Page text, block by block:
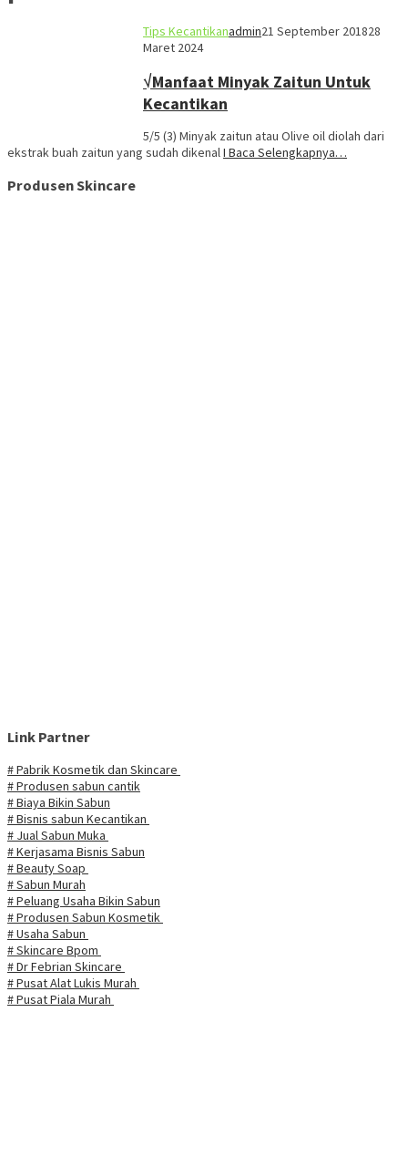
Tips Kecantikanadmin21 September 201828
Maret 2024
√Manfaat Minyak Zaitun Untuk
Kecantikan
5/5 (3) Minyak zaitun atau Olive oil diolah dari
ekstrak buah zaitun yang sudah dikenalI Baca Selengkapnya…
Produsen Skincare
Link Partner
# Pabrik Kosmetik dan Skincare
# Produsen sabun cantik
# Biaya Bikin Sabun
# Bisnis sabun Kecantikan
# Jual Sabun Muka
# Kerjasama Bisnis Sabun
# Beauty Soap
# Sabun Murah
# Peluang Usaha Bikin Sabun
# Produsen Sabun Kosmetik
# Usaha Sabun
# Skincare Bpom
# Dr Febrian Skincare
# Pusat Alat Lukis Murah
# Pusat Piala Murah